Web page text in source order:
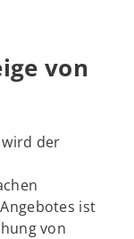
von
der
ist
von